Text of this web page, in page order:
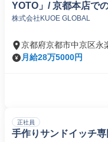
YOTO」/ 京都本店で
株式会社KUOE GLOBAL
京都府京都市中京区永
月給28万5000円
正社員
手作りサンドイッチ